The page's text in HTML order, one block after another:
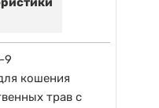
9
кошения
трав с